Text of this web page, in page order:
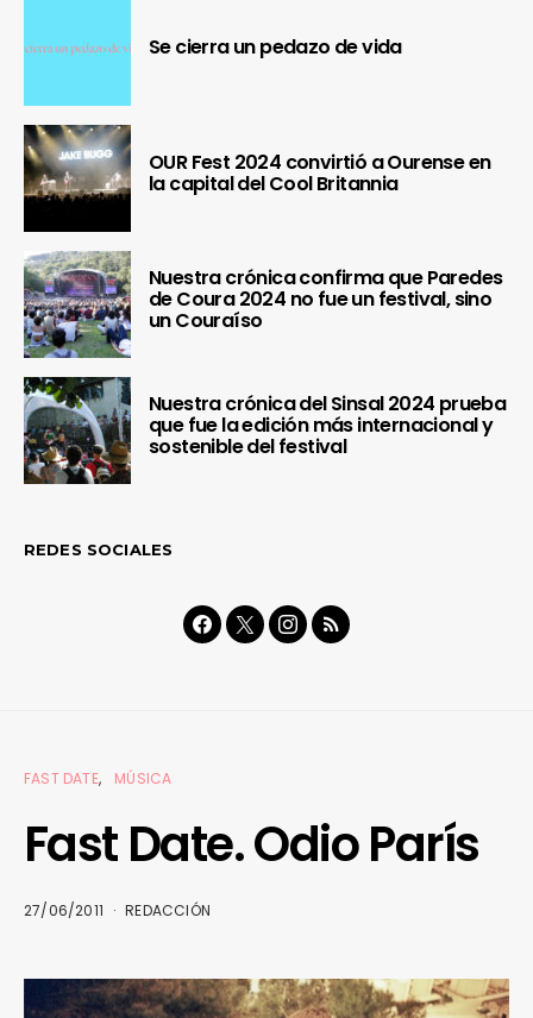
Se cierra un pedazo de vida
OUR Fest 2024 convirtió a Ourense en
la capital del Cool Britannia
Nuestra crónica confirma que Paredes
de Coura 2024 no fue un festival, sino
un Couraíso
Nuestra crónica del Sinsal 2024 prueba
que fue la edición más internacional y
sostenible del festival
REDES SOCIALES
FAST DATE MÚSICA
Fast Date. Odio París
27/06/2011 REDACCIÓN